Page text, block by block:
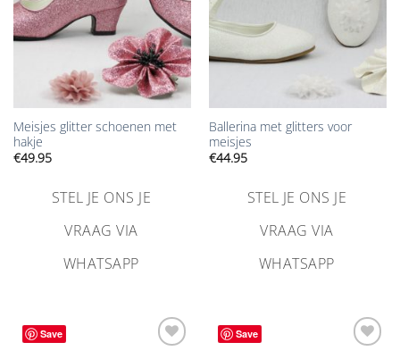
Meisjes glitter schoenen met
hakje
€49.95
STEL JE ONS JE
VRAAG VIA
WHATSAPP
Ballerina met glitters voor
meisjes
€44.95
STEL JE ONS JE
VRAAG VIA
WHATSAPP
Save
Save